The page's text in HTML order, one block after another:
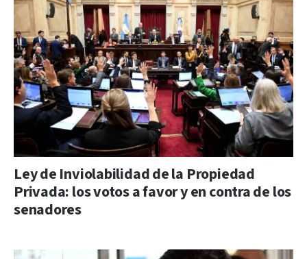
Ley de Inviolabilidad de la Propiedad
Privada: los votos a favor y en contra de los
senadores